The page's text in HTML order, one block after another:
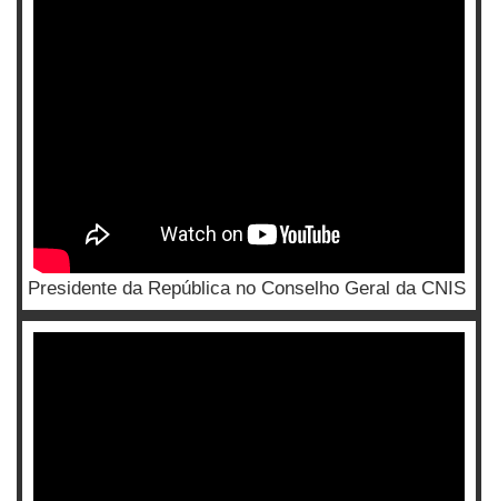
Presidente da República no Conselho Geral da CNIS